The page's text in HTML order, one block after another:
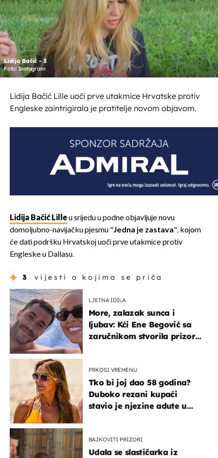
Lidija Bačić - 3
Foto: Instagram
Lidija Bačić Lille uoči prve utakmice Hrvatske protiv
Engleske zaintrigirala je pratitelje novom objavom.
Lidija Bačić Lilleu srijedu u podne objavljuje novu
domoljubno-navijačku pjesmu "Jedna je zastava", kojom
će dati podršku Hrvatskoj uoči prve utakmice protiv
Engleske u Dallasu.
3 vijesti o kojima se priča
LJETNA IDILA
More, zalazak sunca i
ljubav: Kći Ene Begović sa
zaručnikom stvorila prizor
PRKOSI VREMENU
Tko bi joj dao 58 godina?
Duboko rezani kupaći
stavio je njezine adute u
BAJKOVITI PRIZORI
Udala se slastičarka iz